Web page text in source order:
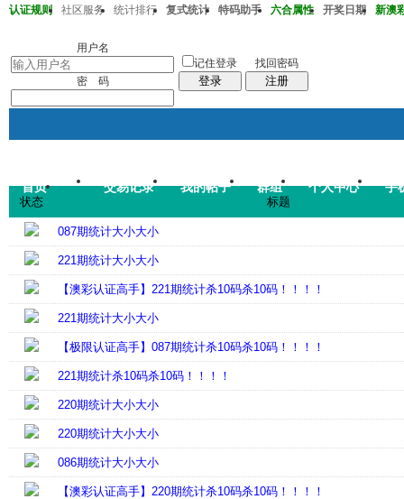
认证规则 社区服务 统计排行 复式统计 特码助手 六合属性 开奖日期
新澳
用户名
密 码
记住登录
登录
找回密码
注册
首页 交易记录 我的帖子 群组 个人中心 手
帖子
码皇总管 说：2026年7月底
状态 标题
087期统计大小大小
221期统计大小大小
【澳彩认证高手】221期统计杀10码杀10码！！！！
221期统计大小大小
【极限认证高手】087期统计杀10码杀10码！！！！
221期统计杀10码杀10码！！！！
220期统计大小大小
220期统计大小大小
086期统计大小大小
【澳彩认证高手】220期统计杀10码杀10码！！！！